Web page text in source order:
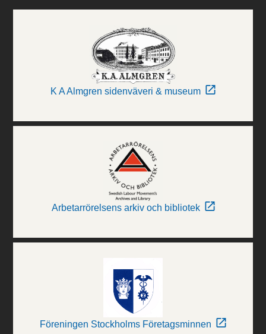
K A Almgren sidenväveri & museum
Arbetarrörelsens arkiv och bibliotek
Föreningen Stockholms Företagsminnen